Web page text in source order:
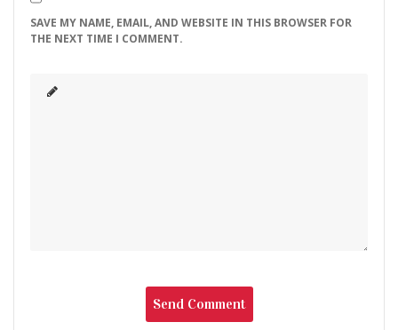
SAVE MY NAME, EMAIL, AND WEBSITE IN THIS BROWSER FOR
THE NEXT TIME I COMMENT.